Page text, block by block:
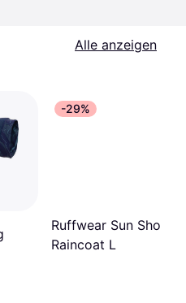
Alle anzeigen
-29%
Ruffwear Sun
Raincoat L